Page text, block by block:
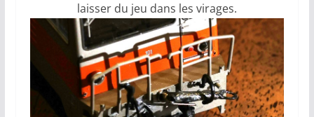
laisser du jeu dans les virages.